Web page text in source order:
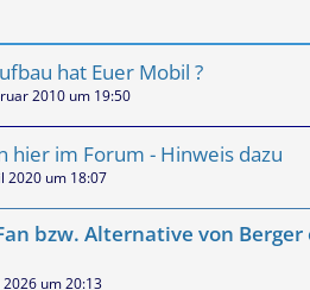
hat Euer Mobil ?
2010 um 19:50
hier im Forum - Hinweis dazu
2020 um 18:07
bzw. Alternative von Berger
2026 um 20:13